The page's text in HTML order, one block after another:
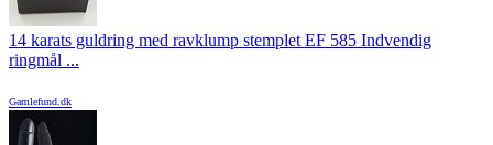
14 karats guldring med ravklump stemplet EF 585 Indvendig
ringmål ...
Gamlefund.dk